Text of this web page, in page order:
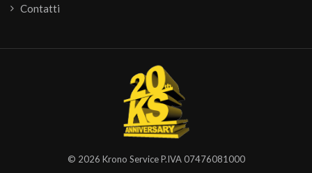
Contatti
© 2026 Krono ServiceP.IVA 07476081000